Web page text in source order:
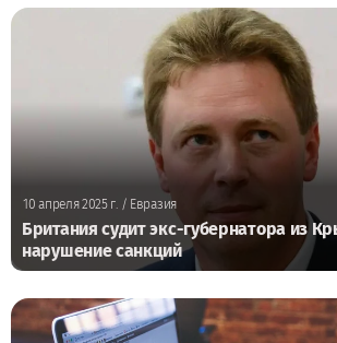
10 апреля 2025 г./ Евразия
Британия судит экс-губернатора из
нарушение санкций